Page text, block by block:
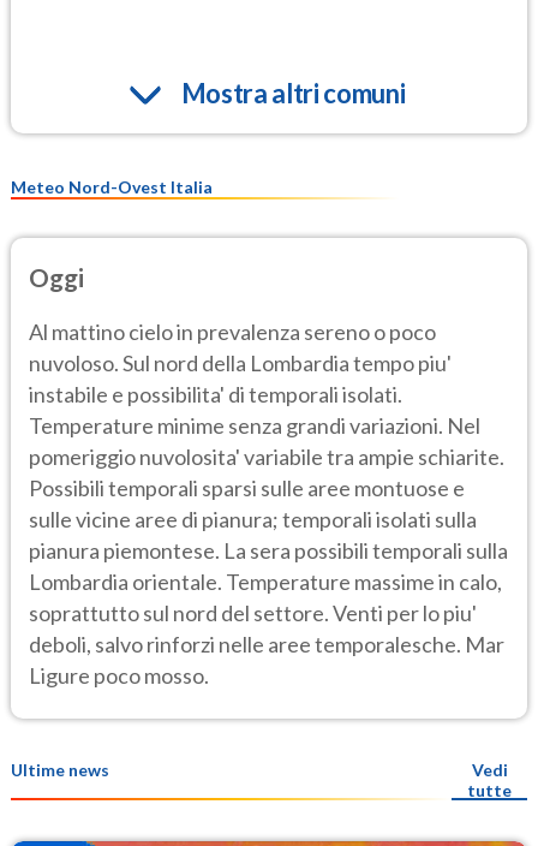
Mostra altri comuni
Meteo Nord-Ovest Italia
Oggi
Al mattino cielo in prevalenza sereno o poco
nuvoloso. Sul nord della Lombardia tempo piu'
instabile e possibilita' di temporali isolati.
Temperature minime senza grandi variazioni. Nel
pomeriggio nuvolosita' variabile tra ampie schiarite.
Possibili temporali sparsi sulle aree montuose e
sulle vicine aree di pianura; temporali isolati sulla
pianura piemontese. La sera possibili temporali sulla
Lombardia orientale. Temperature massime in calo,
soprattutto sul nord del settore. Venti per lo piu'
deboli, salvo rinforzi nelle aree temporalesche. Mar
Ligure poco mosso.
Ultime news
Vedi
tutte